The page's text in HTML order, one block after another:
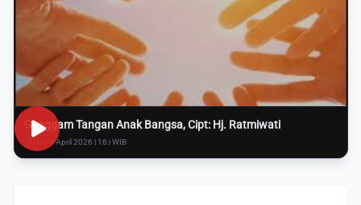
Genggam Tangan Anak Bangsa, Cipt: Hj. Ratmiwati
Rabu, 8 April 2026 | 16:i WIB